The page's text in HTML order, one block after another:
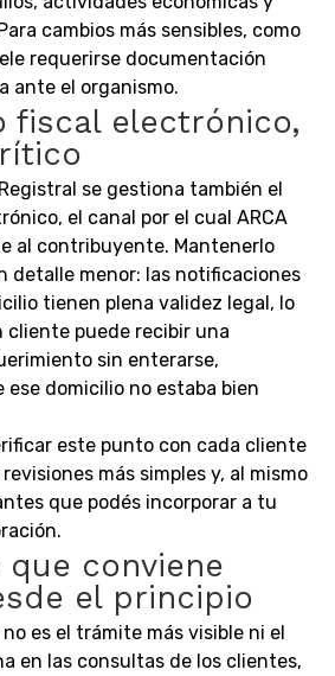
cambios más sensibles, como
requerirse documentación
ante el organismo.
fiscal electrónico,
se gestiona también el
el canal por el cual ARCA
al contribuyente. Mantenerlo
detalle menor: las notificaciones
tienen plena validez legal, lo
cliente puede recibir una
sin enterarse,
ese domicilio no estaba bien
este punto con cada cliente
más simples y, al mismo
que podés incorporar a tu
que conviene
el principio
es el trámite más visible ni el
en las consultas de los clientes,